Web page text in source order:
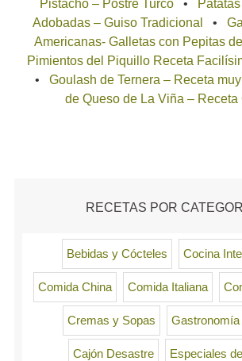
Pistacho – Postre Turco
Adobadas – Guiso Tradicional
Americanas- Galletas con Pepitas
Pimientos del Piquillo Receta
Goulash de Ternera – Receta
de Queso de La Viña – Receta
RECETAS POR
Bebidas y Cócteles Cocina
Comida China Comida Italiana
Cremas y Sopas
Cajón Desastre Especiales